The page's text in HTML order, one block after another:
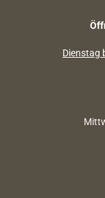
Dienstag